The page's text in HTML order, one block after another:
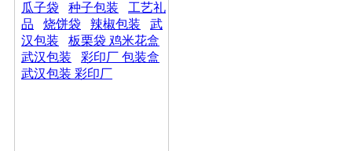
瓜子袋
种子包装
工艺礼
品
烧饼袋 辣椒包装
武
汉包装
板栗袋 鸡米花盒
武汉包装
彩印厂 包装盒
武汉包装 彩印厂